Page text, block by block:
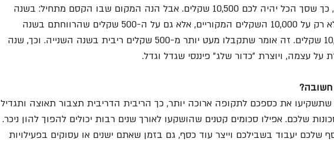
תקבלו 500 שקלים ריבית, כך שסך הכל יהיה לכם 10,500 שקלים. אבל הנה המקום שבו הקסם מתחיל: בשנה
השנייה, הריבית תחושב לא רק על 10,000 השקלים המקוריים, אלא גם על ה-500 שקלים שהרווחתם בשנה
הראשונה. כלומר, על 10,500 שקלים. זה אומר שתקבלו מעט יותר מ-500 שקלים ריבית בשנה השנייה. וכך, שנה
עצמה, ויוצרת "כדור שלג" פיננסי שגדל וגדל.
חשובה?
שתשקיעו את כספכם לתקופה ארוכה יותר, כך הריבית הדריבית תצבור תאוצה ותגדיל
שלכם. אפילו סכומים קטנים שהושקעו לאורך שנים רבות יכולים להפוך להון ניכר.
שלכם יעבוד בשבילכם וייצר עוד כסף, גם בזמן שאתם ישנים או עסוקים בפעילויות